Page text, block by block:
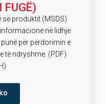
FUGË)
së produktit (MSDS)
në lidhje
për përdorimin e
të ndryshme. (PDF)